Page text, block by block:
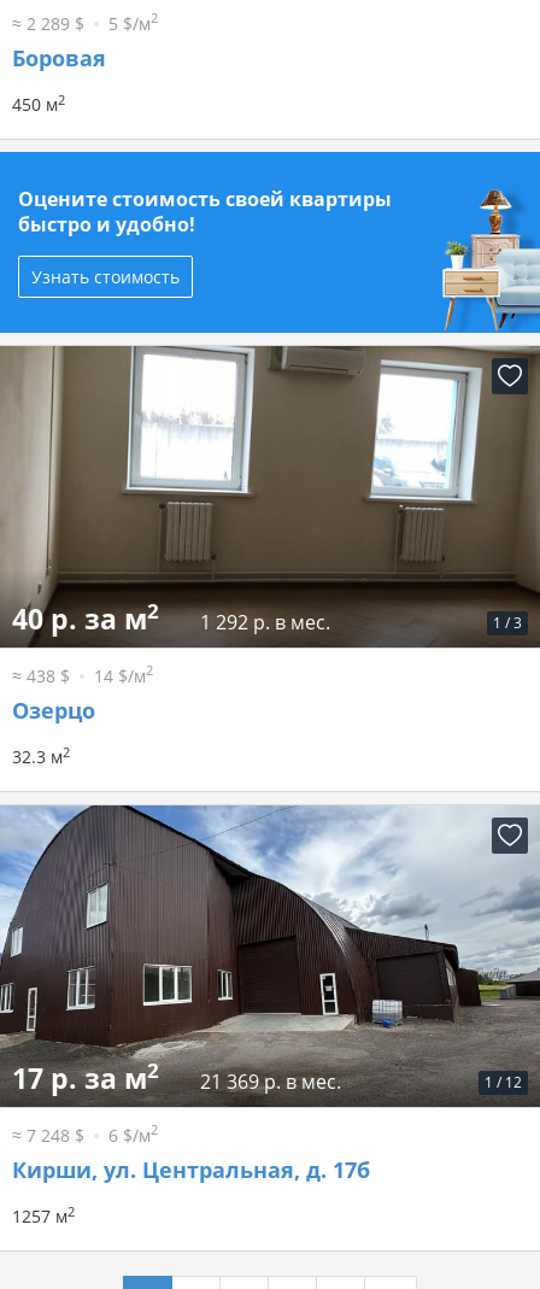
≈ 2 289 $ 5 $/м2
Боровая
450 м2
Оцените стоимость своей квартиры
быстро и удобно!
Узнать стоимость
1 /3
40 р. за м2 1 292 р. в мес.
≈ 438 $ 14 $/м2
Озерцо
32.3 м2
1 / 12
17 р. за м2 21 369 р. в мес.
≈ 7 248 $ 6 $/м2
Кирши, ул. Центральная, д. 17б
1257 м2